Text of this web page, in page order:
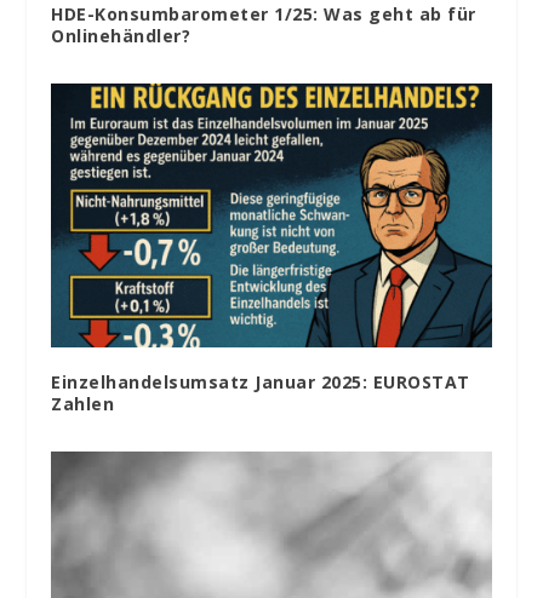
HDE-Konsumbarometer 1/25: Was geht ab für
Onlinehändler?
Einzelhandelsumsatz Januar 2025: EUROSTAT
Zahlen